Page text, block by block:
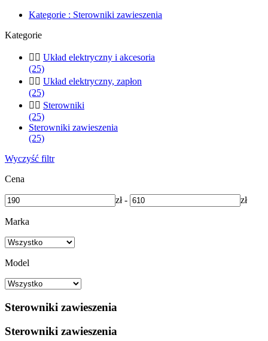
Kategorie : Sterowniki zawieszenia
Kategorie
  Układ elektryczny i akcesoria
(25)
  Układ elektryczny, zapłon
(25)
  Sterowniki
(25)
Sterowniki zawieszenia
(25)
Wyczyść filtr
Cena
zł - zł
Marka
Model
Sterowniki zawieszenia
Sterowniki zawieszenia